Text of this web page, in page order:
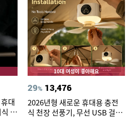
대
손
10대 여성이 좋아해요
29% 13,476
2026년형 새로운 휴대용 충전
식 천장 선풍기, 무선 USB 걸이